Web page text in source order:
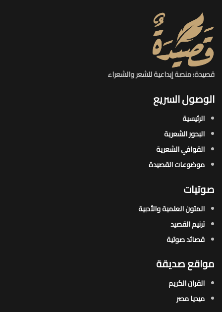
قصيدة: منصة إبداعية للشعر والشعراء
الوصول السريع
الرئيسية
البحور الشعرية​
القوافي الشعرية​
موضوعات القصيدة​
صوتيات
المتون العلمية والأدبية
ترنيم القصيد
قصائد صوتية
مواقع صديقة
القران الكريم
ميديا مصر